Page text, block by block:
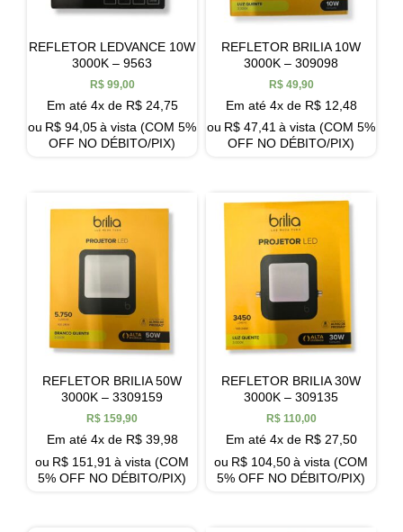
REFLETOR LEDVANCE 10W
3000K – 9563
R$99,00
Em até 4x de R$24,75
ou R$ 94,05à vista (COM 5%
OFF NO DÉBITO/PIX)
REFLETOR BRILIA 10W
3000K – 309098
R$49,90
Em até 4x de R$12,48
ou R$ 47,41à vista (COM 5%
OFF NO DÉBITO/PIX)
REFLETOR BRILIA 50W
3000K – 3309159
R$ 159,90
Em até 4x de R$39,98
ou R$ 151,91 à vista (COM
5% OFF NO DÉBITO/PIX)
REFLETOR BRILIA 30W
3000K – 309135
R$110,00
Em até 4x de R$27,50
ou R$ 104,50à vista (COM
5% OFF NO DÉBITO/PIX)